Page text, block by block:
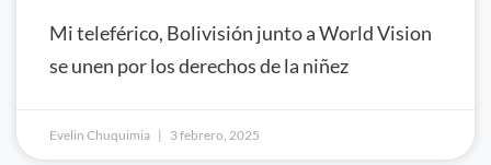
Mi teleférico, Bolivisión junto a World Vision
se unen por los derechos de la niñez
Evelin Chuquimia 3 febrero, 2025